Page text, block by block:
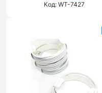
Код: WT-7427